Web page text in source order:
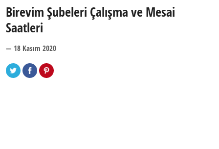
Birevim Şubeleri Çalışma ve Mesai
Saatleri
— 18 Kasım 2020